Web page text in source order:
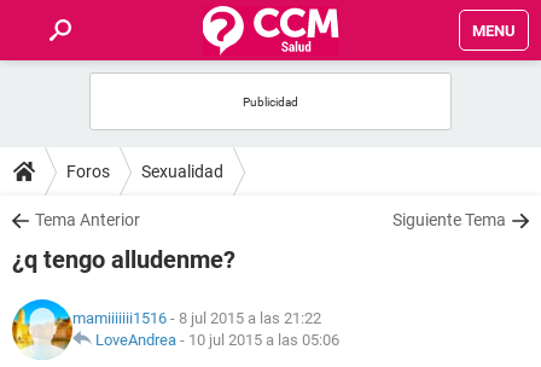
MENU
FOROS
SALUD
FAMILIA
NUTRICIÓN
Foros Sexualidad
Tema Anterior Siguiente Tema
¿q tengo alludenme?
mamiiiiiii1516 - 8 jul 2015 a las 21:22
LoveAndrea - 10 jul 2015 a las 05:06